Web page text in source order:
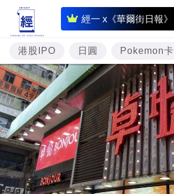
經一 x《華爾街日報》
即
時
財
經
專
題
投
資
樓
市
港股IPO 日圓 Pokemon卡